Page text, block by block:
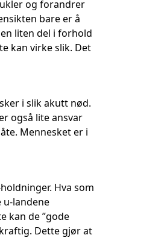
og forandrer
bare er å
liten del i forhold
kan virke slik. Det
i slik akutt nød.
også lite ansvar
Mennesket er i
Hva som
landene
kan de ”gode
Dette gjør at